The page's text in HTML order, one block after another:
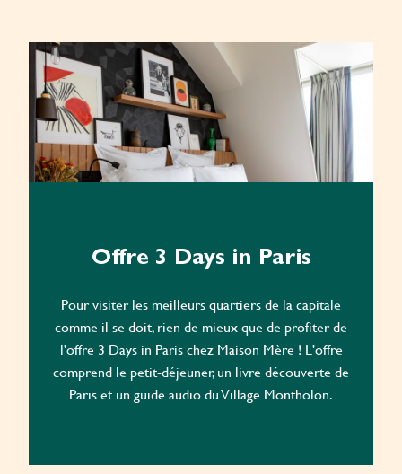
Offre 3 Days in Paris
Pour visiter les meilleurs quartiers de la capitale
comme il se doit, rien de mieux que de profiter de
l'offre 3 Days in Paris chez Maison Mère ! L'offre
comprend le petit-déjeuner, un livre découverte de
Paris et un guide audio du Village Montholon.